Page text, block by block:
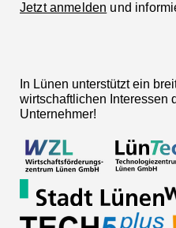
Jetzt anmelden und
In Lünen unterstützt ein
wirtschaftlichen Interessen
Unternehmer!